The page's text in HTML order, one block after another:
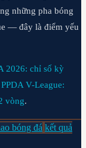
những pha bóng
— đây là điểm yếu
2026: chỉ số kỳ
PPDA V-League:
vòng.
bóng đá kết quả